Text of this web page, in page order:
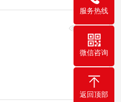
644
服务热线
微信咨询
返回顶部